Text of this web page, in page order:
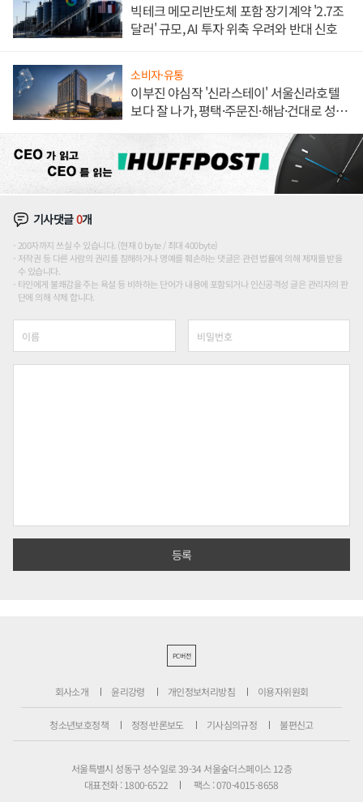
빅테크 메모리반도체 포함 장기계약 '2.7조
달러' 규모, AI 투자 위축 우려와 반대 신호
소비자·유통
이부진 야심작 '신라스테이' 서울신라호텔
보다 잘 나가, 평택·주문진·해남·건대로 성
기사댓글0개
200자까지 쓰실 수 있습니다. (현재 0 byte / 최대 400byte)
저작권 등 다른 사람의 권리를 침해하거나 명예를 훼손하는 댓글은 관련 법률에 의해 제재를 받을
수 있습니다.
타인에게 불쾌감을 주는 욕설 등 비하하는 단어가 내용에 포함되거나 인신공격성 글은 관리자의 판
단에 의해 삭제 합니다.
PC버전
회사소개 윤리강령 개인정보처리방침 이용자위원회
청소년보호정책 정정·반론보도 기사심의규정 불편신고
서울특별시 성동구 성수일로 39-34 서울숲더스페이스 12층
대표전화 : 1800-6522
팩스 : 070-4015-8658